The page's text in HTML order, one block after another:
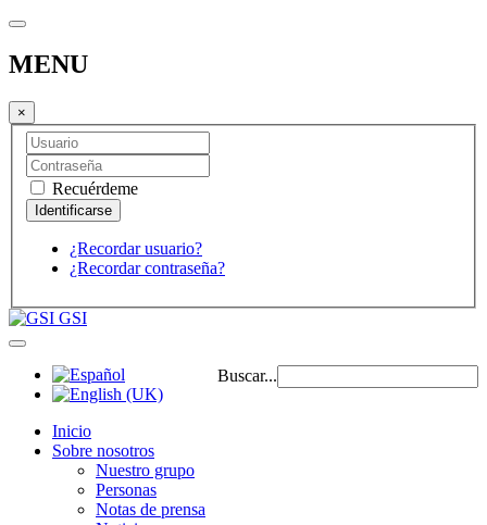
MENU
×
Recuérdeme
¿Recordar usuario?
¿Recordar contraseña?
GSI
Buscar...
Inicio
Sobre nosotros
Nuestro grupo
Personas
Notas de prensa